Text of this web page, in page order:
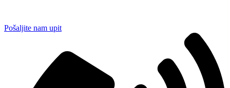
Pošaljite nam upit